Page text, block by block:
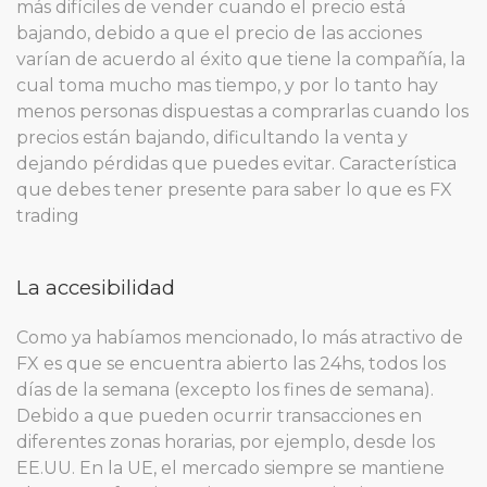
más difíciles de vender cuando el precio está
bajando, debido a que el precio de las acciones
varían de acuerdo al éxito que tiene la compañía, la
cual toma mucho mas tiempo, y por lo tanto hay
menos personas dispuestas a comprarlas cuando los
precios están bajando, dificultando la venta y
dejando pérdidas que puedes evitar. Característica
que debes tener presente para saber lo que es FX
trading
La accesibilidad
Como ya habíamos mencionado, lo más atractivo de
FX es que se encuentra abierto las 24hs, todos los
días de la semana (excepto los fines de semana).
Debido a que pueden ocurrir transacciones en
diferentes zonas horarias, por ejemplo, desde los
EE.UU. En la UE, el mercado siempre se mantiene